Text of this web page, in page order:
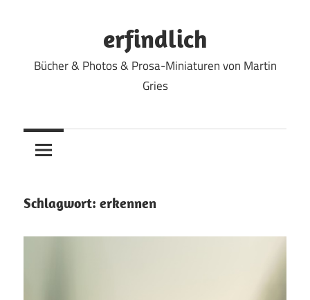
erfindlich
Bücher & Photos & Prosa-Miniaturen von Martin
Gries
Schlagwort: erkennen